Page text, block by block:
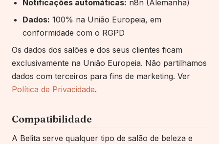
Notificações automáticas: n8n (Alemanha)
Dados: 100% na União Europeia, em
conformidade com o RGPD
Os dados dos salões e dos seus clientes ficam
exclusivamente na União Europeia. Não partilhamos
dados com terceiros para fins de marketing. Ver
Política de Privacidade.
Compatibilidade
A Belita serve qualquer tipo de salão de beleza e